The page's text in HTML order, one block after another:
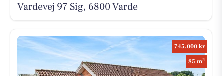
Vardevej 97 Sig, 6800 Varde
745.000 kr
85 m2